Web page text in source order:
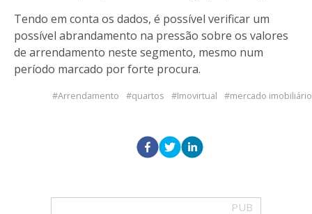
Tendo em conta os dados, é possível verificar um
possível abrandamento na pressão sobre os valores
de arrendamento neste segmento, mesmo num
período marcado por forte procura.
Arrendamento quartos Imovirtual mercado imobiliário
PUB